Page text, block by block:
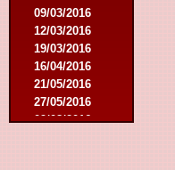
09/03/2016
12/03/2016
19/03/2016
16/04/2016
21/05/2016
27/05/2016
09/08/2016